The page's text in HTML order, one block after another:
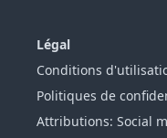
Légal
Conditions
Politiques de
Attributions: Social